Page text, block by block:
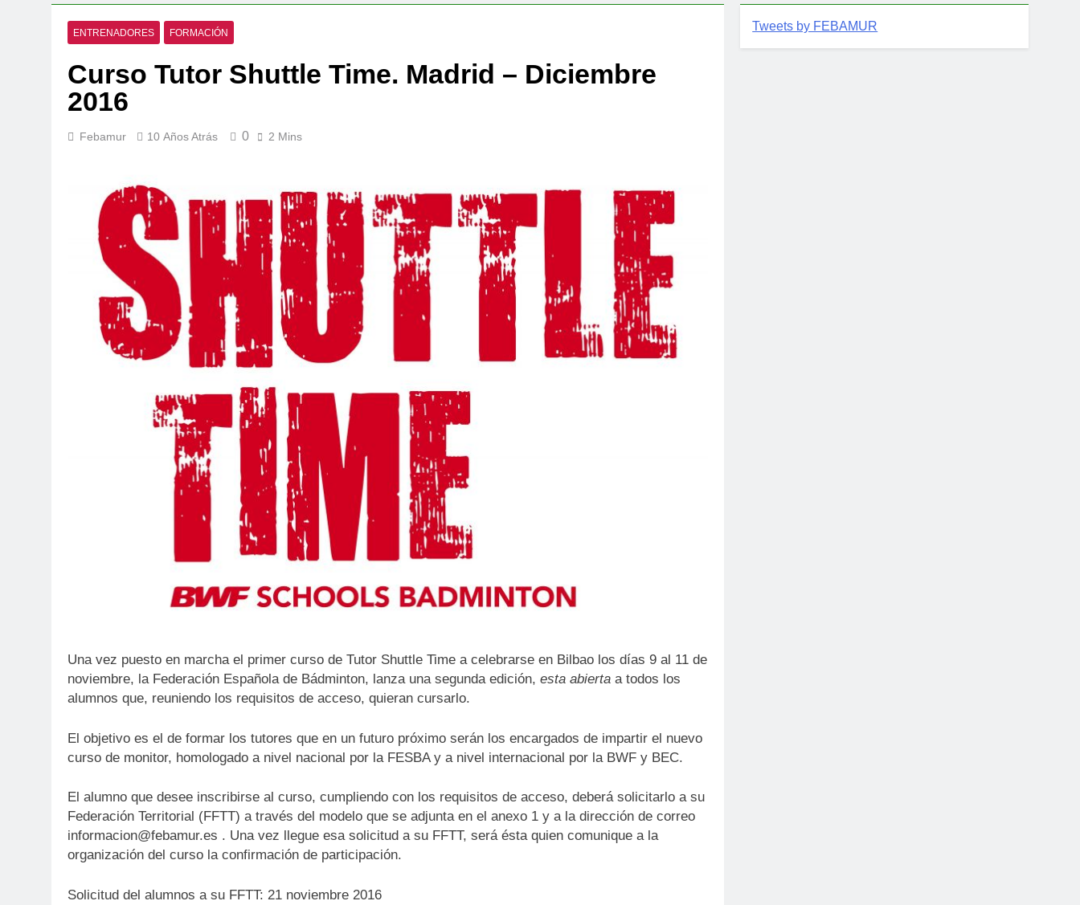
ENTRENADORES FORMACIÓN
Curso Tutor Shuttle Time. Madrid – Diciembre
2016
Febamur 10 Años Atrás 0 2 Mins
Una vez puesto en marcha el primer curso de Tutor Shuttle Time a celebrarse en Bilbao los días 9 al 11 de
noviembre, la Federación Española de Bádminton, lanza una segunda edición, esta abierta a todos los
alumnos que, reuniendo los requisitos de acceso, quieran cursarlo.
El objetivo es el de formar los tutores que en un futuro próximo serán los encargados de impartir el nuevo
curso de monitor, homologado a nivel nacional por la FESBA y a nivel internacional por la BWF y BEC.
El alumno que desee inscribirse al curso, cumpliendo con los requisitos de acceso, deberá solicitarlo a su
Federación Territorial (FFTT) a través del modelo que se adjunta en el anexo 1 y a la dirección de correo
informacion@febamur.es . Una vez llegue esa solicitud a su FFTT, será ésta quien comunique a la
organización del curso la confirmación de participación.
Solicitud del alumnos a su FFTT: 21 noviembre 2016
Tweets by FEBAMUR